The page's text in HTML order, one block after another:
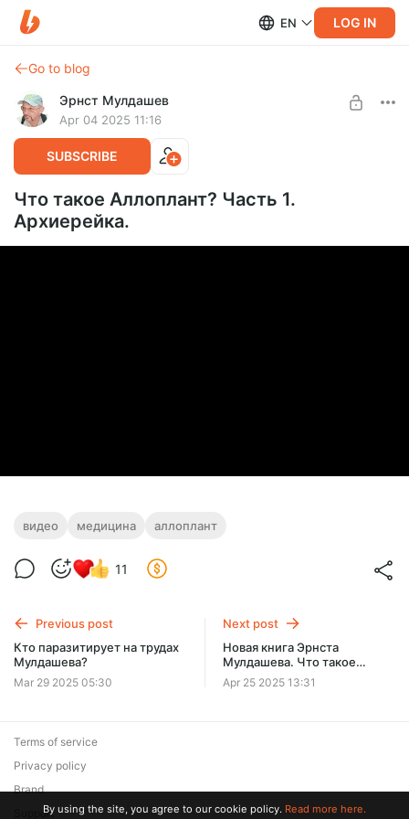
EN LOG IN
Go to blog
Эрнст Мулдашев
Apr 04 2025 11:16
SUBSCRIBE
Что такое Аллоплант? Часть 1.
Архиерейка.
видео медицина аллоплант
11
Previous post
Кто паразитирует на трудах
Мулдашева?
Mar 29 2025 05:30
Next post
Новая книга Эрнста
Мулдашева. Что такое
Аллоплант? Часть 2. Как
был изобретен Аллоплант?
Apr 25 2025 13:31
Terms of service
Privacy policy
Brand
SupportBy using the site, you agree to our cookie policy. Read more here.